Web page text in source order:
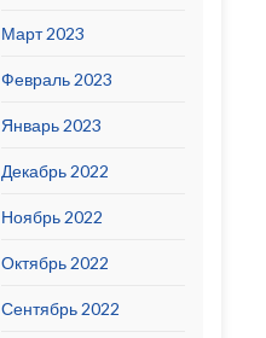
Март 2023
Февраль 2023
Январь 2023
Декабрь 2022
Ноябрь 2022
Октябрь 2022
Сентябрь 2022